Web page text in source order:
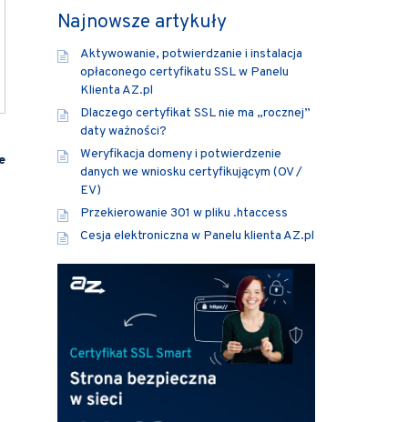
Najnowsze artykuły
Aktywowanie, potwierdzanie i instalacja
opłaconego certyfikatu SSL w Panelu
Klienta AZ.pl
Dlaczego certyfikat SSL nie ma „rocznej”
daty ważności?
Weryfikacja domeny i potwierdzenie
danych we wniosku certyfikującym (OV /
EV)
Przekierowanie 301 w pliku .htaccess
Cesja elektroniczna w Panelu klienta AZ.pl